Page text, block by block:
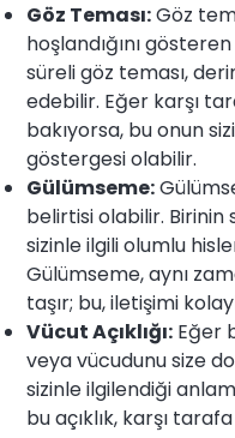
Göz Teması:Göz
hoşlandığını
süreli göz teması,
edebilir. Eğer karşı
bakıyorsa, bu onun
göstergesi olabilir.
Gülümseme:
belirtisi olabilir. Birinin
sizinle ilgili olumlu
Gülümseme, aynı
taşır; bu, iletişimi
Vücut Açıklığı: Eğer
veya vücudunu size
sizinle ilgilendiği
bu açıklık, karşı